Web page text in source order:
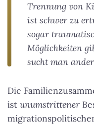
Trennung von
ist schwer zu
sogar
Möglichkeiten
sucht man
Die
ist unumstrittener